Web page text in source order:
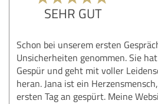
SEHR GUT
Schon bei unserem ersten
Unsicherheiten genommen. Sie
Gespür und geht mit voller
heran. Jana ist ein
ersten Tag an gespürt. Meine